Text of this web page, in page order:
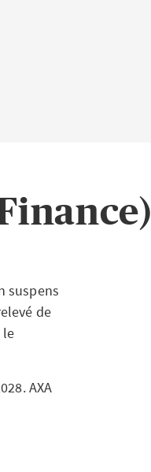
suspens
de
le
AXA